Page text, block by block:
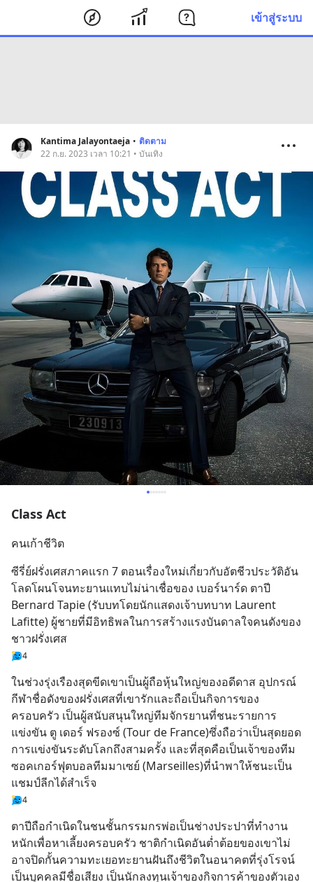
เข้าสู่ระบบ
Kantima Jalayontaeja • ติดตาม
22 ก.ย. 2023 เวลา 10:21 • บันเทิง
Class Act
คนเก้าชีวิต
ซีรี่ย์ฝรั่งเศสภาคแรก 7 ตอนเรื่องใหม่เกี่ยวกับอัตชีวประวัติอัน
โลดโผนโจนทะยานแทบไม่น่าเชื่อของ เบอร์นาร์ด ตาปี
Bernard Tapie (รับบทโดยนักแสดงเจ้าบทบาท Laurent
Lafitte) ผู้ชายที่มีอิทธิพลในการสร้างแรงบันดาลใจคนดังของ
ชาวฝรั่งเศส
4
ในช่วงรุ่งเรืองสุดขีดเขาเป็นผู้ถือหุ้นใหญ่ของอดีดาส อุปกรณ์
กีฬาชื่อดังของฝรั่งเศสที่เขารักและถือเป็นกิจการของ
ครอบครัว เป็นผู้สนับสนุนใหญ่ทีมจักรยานที่ชนะรายการ
แข่งขัน ตู เดอร์ ฟรองซ์ (Tour de France)ซึ่งถือว่าเป็นสุดยอด
การแข่งขันระดับโลกถึงสามครั้ง และที่สุดคือเป็นเจ้าของทีม
ซอคเกอร์ฟุตบอลทีมมาเซย์ (Marseilles)ที่นำพาให้ชนะเป็น
แชมป์ลีกได้สำเร็จ
4
ตาปีถือกำเนิดในชนชั้นกรรมกรพ่อเป็นช่างประปาที่ทำงาน
หนักเพื่อหาเลี้ยงครอบครัว ชาติกำเนิดอันต่ำต้อยของเขาไม่
อาจปิดกั้นความทะเยอทะยานฝันถึงชีวิตในอนาคตที่รุ่งโรจน์
เป็นบุคคลมีชื่อเสียง เป็นนักลงทุนเจ้าของกิจการค้าของตัวเอง